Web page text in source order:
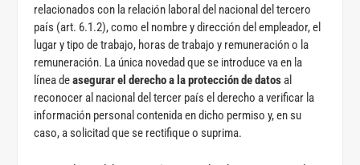
relacionados con la relación laboral del nacional del tercero
país (art. 6.1.2), como el nombre y dirección del empleador, el
lugar y tipo de trabajo, horas de trabajo y remuneración o la
remuneración. La única novedad que se introduce va en la
línea deasegurar el derecho a la protección de datosal
reconocer al nacional del tercer país el derecho a verificar la
información personal contenida en dicho permiso y, en su
caso, a solicitad que se rectifique o suprima.